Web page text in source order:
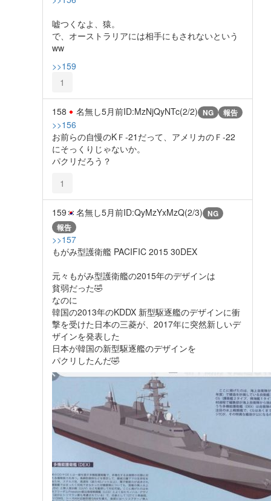
嘘つくなよ、猿。
で、オーストラリアには相手にもされないという
ww
>>159
1
158 名無し5月前ID:MzNjQyNTc(2/2) NG 報告
>>156
お前らの自慢のKＦ-21だって、アメリカのＦ-22
にそっくりじゃないか。
パクリだろう？
1
159 名無し5月前ID:QyMzYxMzQ(2/3) NG
報告
>>157
もがみ型護衛艦 PACIFIC 2015 30DEX
元々もがみ型護衛艦の2015年のデザインは
貧弱だった🤣
なのに
韓国の2013年のKDDX 新型駆逐艦のデザインに衝
撃を受けた日本の三菱が、2017年に突然新しいデ
ザインを発表した
日本が韓国の新型駆逐艦のデザインを
パクリしたんだ🤣